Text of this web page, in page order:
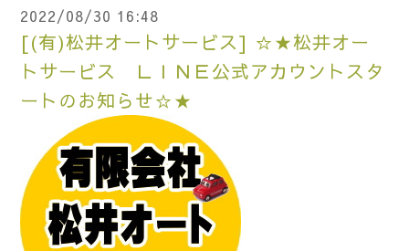
2022/08/30 16:48
[(有)松井オートサービス] ☆★松井オー
トサービス ＬＩＮＥ公式アカウントスタ
ートのお知らせ☆★